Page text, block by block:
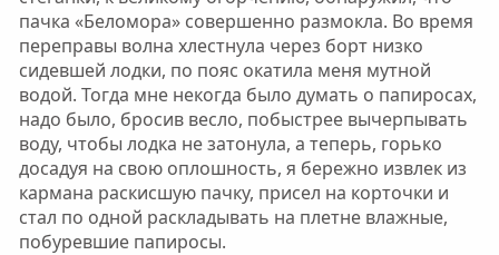
пачка «Беломора» совершенно размокла. Во время
переправы волна хлестнула через борт низко
сидевшей лодки, по пояс окатила меня мутной
водой. Тогда мне некогда было думать о папиросах,
надо было, бросив весло, побыстрее вычерпывать
воду, чтобы лодка не затонула, а теперь, горько
досадуя на свою оплошность, я бережно извлек из
кармана раскисшую пачку, присел на корточки и
стал по одной раскладывать на плетне влажные,
побуревшие папиросы.